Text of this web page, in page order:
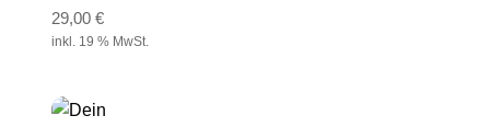
29,00€
inkl. 19 % MwSt.